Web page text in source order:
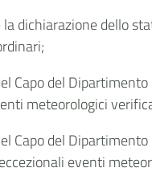
la dichiarazione dello
Capo del
meteorologici
Capo del
eventi